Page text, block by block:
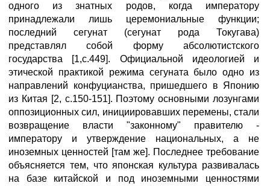
одного из знатных родов, когда императору
принадлежали лишь церемониальные функции;
последний сегунат (сегунат рода Токугава)
представлял собой форму абсолютистского
государства [1,с.449]. Официальной идеологией и
этической практикой режима сегуната было одно из
направлений конфуцианства, пришедшего в Японию
из Китая [2, с.150-151]. Поэтому основными лозунгами
оппозиционных сил, инициировавших перемены, стали
возвращение власти "законному" правителю -
императору и утверждение национальных, а не
иноземных ценностей [там же]. Последнее требование
объясняется тем, что японская культура развивалась
на базе китайской и под иноземными ценностями